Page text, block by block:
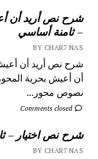
شرح نص أريد أن
– ثامنة أساسي
BY CHAR7 NAS
شرح نص أريد أن أعيش
نصوص محور...
Comments closed
شرح نص اختيار –
BY CHAR7 NAS